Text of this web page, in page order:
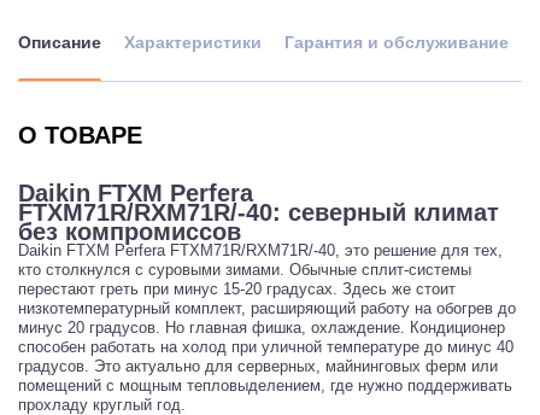
Описание Характеристики Гарантия и обслуживание
О ТОВАРЕ
Daikin FTXM Perfera
FTXM71R/RXM71R/-40: северный климат
без компромиссов
Daikin FTXM Perfera FTXM71R/RXM71R/-40, это решение для тех,
кто столкнулся с суровыми зимами. Обычные сплит-системы
перестают греть при минус 15-20 градусах. Здесь же стоит
низкотемпературный комплект, расширяющий работу на обогрев до
минус 20 градусов. Но главная фишка, охлаждение. Кондиционер
способен работать на холод при уличной температуре до минус 40
градусов. Это актуально для серверных, майнинговых ферм или
помещений с мощным тепловыделением, где нужно поддерживать
прохладу круглый год.